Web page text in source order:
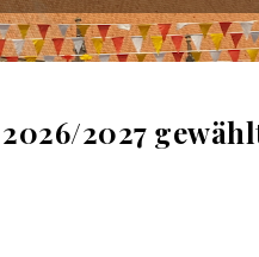
2027